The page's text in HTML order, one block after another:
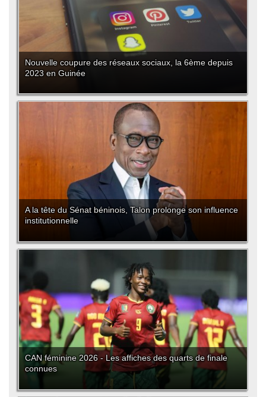
Nouvelle coupure des réseaux sociaux, la 6ème depuis
2023 en Guinée
A la tête du Sénat béninois, Talon prolonge son influence
institutionnelle
CAN féminine 2026 - Les affiches des quarts de finale
connues